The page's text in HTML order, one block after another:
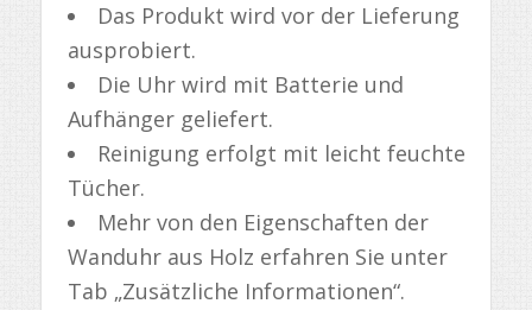
Das Produkt wird vor der Lieferung
ausprobiert.
Die Uhr wird mit Batterie und
Aufhänger geliefert.
Reinigung erfolgt mit leicht feuchte
Tücher.
Mehr von den Eigenschaften der
Wanduhr aus Holz erfahren Sie unter
Tab „Zusätzliche Informationen“.